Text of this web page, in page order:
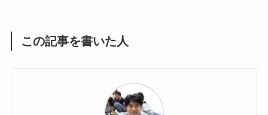
この記事を書いた人